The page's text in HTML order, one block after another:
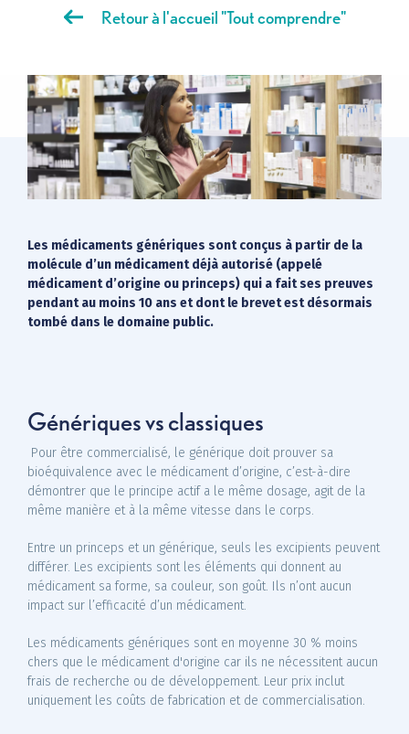
Offres +
Magazine
FAQ
Découvrez-nous
Retour à l'accueil "Tout comprendre"
Les médicaments génériques sont conçus à partir de la
molécule d’un médicament déjà autorisé (appelé
médicament d’origine ou princeps) qui a fait ses preuves
pendant au moins 10 ans et dont le brevet est désormais
tombé dans le domaine public.
Génériques vs classiques
Pour être commercialisé, le générique doit prouver sa
bioéquivalence avec le médicament d’origine, c’est-à-dire
démontrer que le principe actif a le même dosage, agit de la
même manière et à la même vitesse dans le corps.
Entre un princeps et un générique, seuls les excipients peuvent
différer. Les excipients sont les éléments qui donnent au
médicament sa forme, sa couleur, son goût. Ils n’ont aucun
impact sur l’efficacité d’un médicament.
Les médicaments génériques sont en moyenne 30 % moins
chers que le médicament d'origine car ils ne nécessitent aucun
frais de recherche ou de développement. Leur prix inclut
uniquement les coûts de fabrication et de commercialisation.